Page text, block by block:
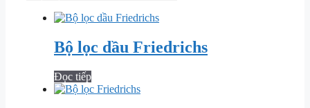
Bộ lọc dầu Friedrichs
Đọc tiếp